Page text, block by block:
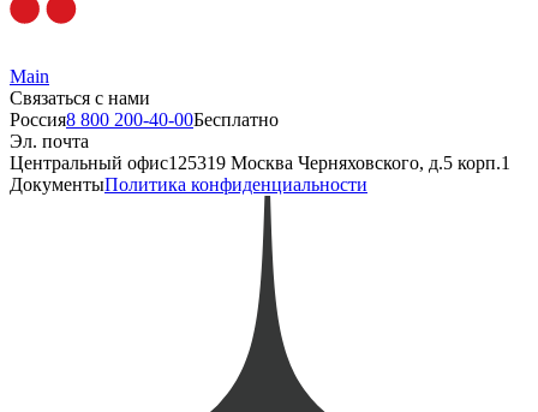
Main
Связаться с нами
Россия8 800 200-40-00Бесплатно
Эл. почта
Центральный офис125319 Москва Черняховского, д.5 корп.1
ДокументыПолитика конфиденциальности